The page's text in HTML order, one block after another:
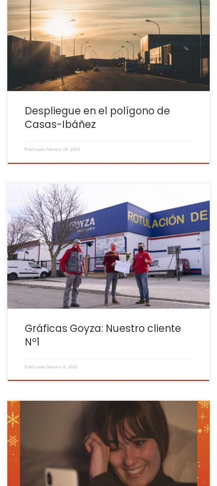
Desde Fibratown, tenemos un compromiso vital con el desarrollo
de nuestro entorno y es evidente que las empresas conforman el
pulmón de nuestro funcionamiento. Nuestro deber social era
llegar al polígono con fibra, además desde todos los estamentos
hemos llegado a sentir incluso cierta presión… La instalación no
fue fácil. […]
Despliegue en el polígono de
Casas-Ibáñez
Publicada febrero 19, 2021
Gráficas Goyza es nuestro cliente número 1, no solo por
fantásticos, sino porque su número de cliente es efectivamente
el 1! Fue el primer cliente que consumió algún servicio nuestro, en
concreto fue una intervención de esas de volvernos locos
buscando el fallo que hice en sus máquinas, un cambio de […]
Gráficas Goyza: Nuestro cliente
Nº1
Publicada febrero 4, 2021
Hola, Fibratower! Esperamos que hayas tenido unas felices
fiestas, aunque diferentes y por desgracia, para algunas familias
mucho más difíciles, ya que en nuestras mesas ha faltado
alguien… ¿Qué has aprendido del año 2020? Nosotros, el valor del
tiempo y la poca importancia que a veces le damos a “parar”. […]